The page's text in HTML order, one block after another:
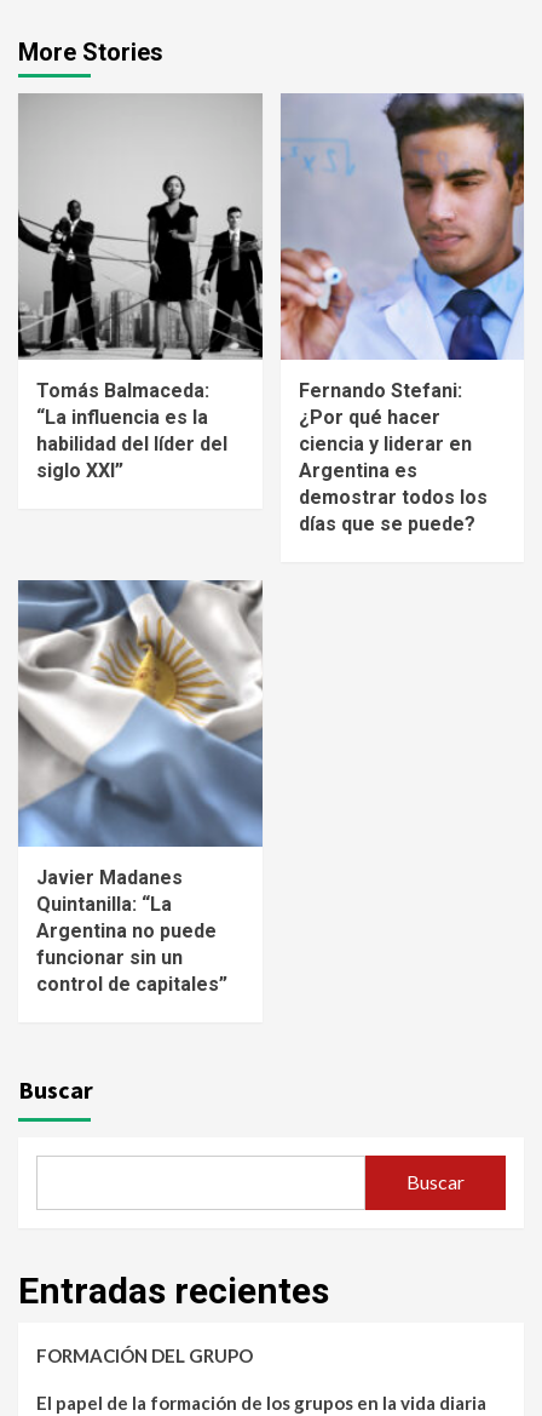
More Stories
Tomás Balmaceda:
“La influencia es la
habilidad del líder del
siglo XXI”
Fernando Stefani:
¿Por qué hacer
ciencia y liderar en
Argentina es
demostrar todos los
días que se puede?
Javier Madanes
Quintanilla: “La
Argentina no puede
funcionar sin un
control de capitales”
Buscar
Buscar
Entradas recientes
FORMACIÓN DEL GRUPO
El papel de la formación de los grupos en la vida diaria